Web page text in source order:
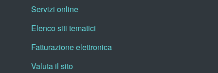
Servizi online
Elenco siti tematici
Fatturazione elettronica
Valuta il sito